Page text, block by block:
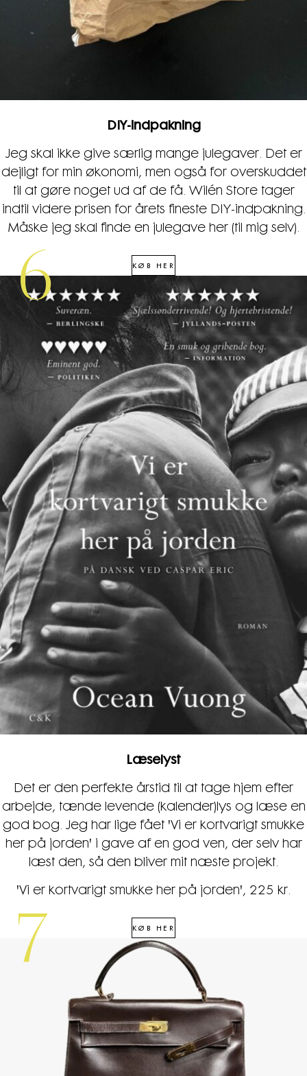
DIY-indpakning
Jeg skal ikke give særlig mange julegaver. Det er
dejligt for min økonomi, men også for overskuddet
til at gøre noget ud af de få. Wilén Store tager
indtil videre prisen for årets fineste DIY-indpakning.
Måske jeg skal finde en julegave her (til mig selv).
KØB HER
6
Læselyst
Det er den perfekte årstid til at tage hjem efter
arbejde, tænde levende (kalender)lys og læse en
god bog. Jeg har lige fået 'Vi er kortvarigt smukke
her på jorden' i gave af en god ven, der selv har
læst den, så den bliver mit næste projekt.
'Vi er kortvarigt smukke her på jorden', 225 kr.
KØB HER
7